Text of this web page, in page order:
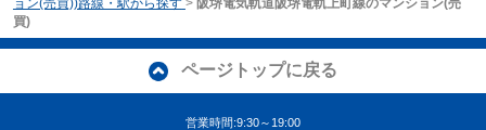
ョン(売買))路線・駅から探す > 阪堺電気軌道阪堺電軌上町線のマンション(売
買)
ページトップに戻る
営業時間:9:30～19:00